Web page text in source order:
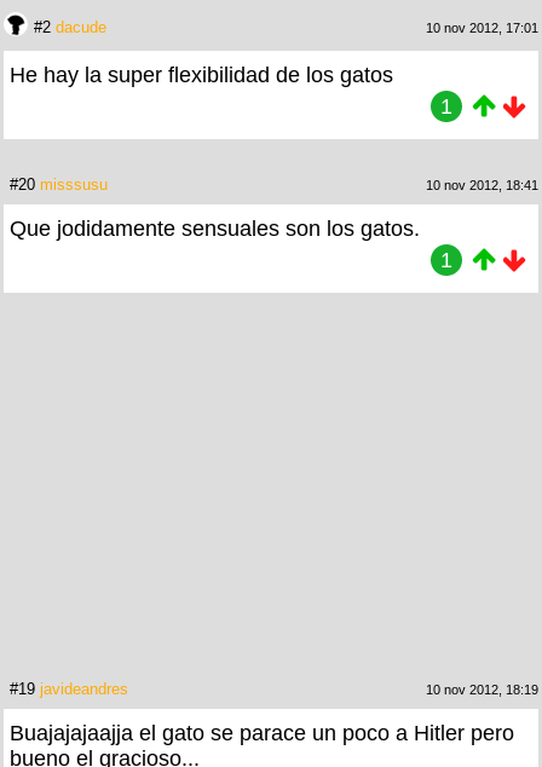
#2 dacude 10 nov 2012, 17:01
He hay la super flexibilidad de los gatos
1
#20 misssusu 10 nov 2012, 18:41
Que jodidamente sensuales son los gatos.
1
#19 javideandres 10 nov 2012, 18:19
Buajajajaajja el gato se parace un poco a Hitler pero
bueno el gracioso...